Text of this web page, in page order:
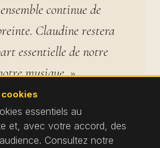
continue de
Claudine restera
essentielle de notre
musique. »
essentiels au
et, avec votre accord, des
Consultez notre